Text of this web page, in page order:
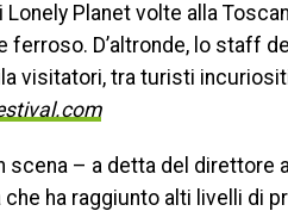
Planet volte alla
ferroso. D’altronde, lo staff
visitatori, tra turisti
scena – a detta del direttore
che ha raggiunto alti livelli di